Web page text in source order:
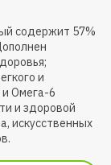
содержит 57%
и
Омега-6
и здоровой
искусственных